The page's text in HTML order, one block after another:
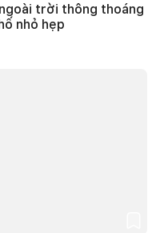
trời thông thoáng
nhỏ hẹp